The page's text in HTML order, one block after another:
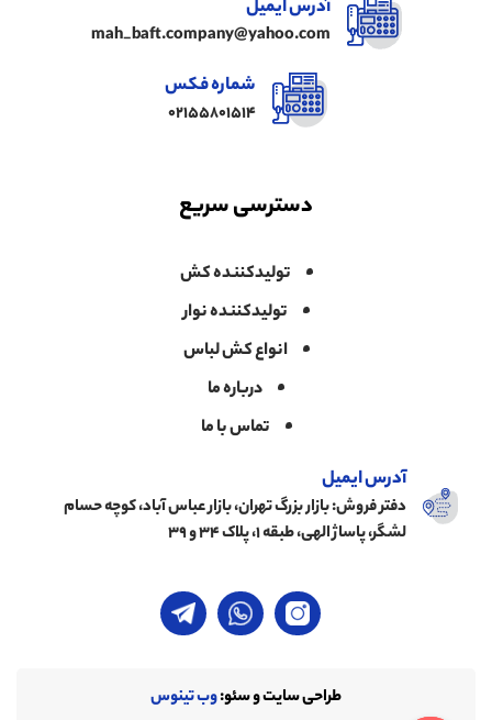
آدرس ایمیل
mah_baft.company@yahoo.com
شماره فکس
02155801514
دسترسی سریع
تولیدکننده کش
تولیدکننده نوار
انواع کش لباس
درباره ما
تماس با ما
آدرس ایمیل
دفتر فروش: بازار بزرگ تهران، بازار عباس آباد، کوچه حسام
لشگر، پاساژ الهی، طبقه ۱، پلاک ۳۴ و ۳۹
طراحی سایت و سئو:وب تینوس